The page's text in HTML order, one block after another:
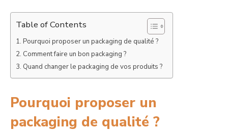
Table of Contents
Pourquoi proposer un packaging de qualité ?
Comment faire un bon packaging ?
Quand changer le packaging de vos produits ?
Pourquoi proposer un
packaging de qualité ?